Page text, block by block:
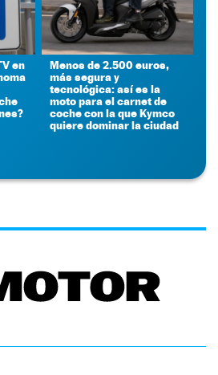
en
Menos de 2.500 euros,
más segura y
tecnológica: así es la
moto para el carnet de
coche con la que Kymco
quiere dominar la ciudad